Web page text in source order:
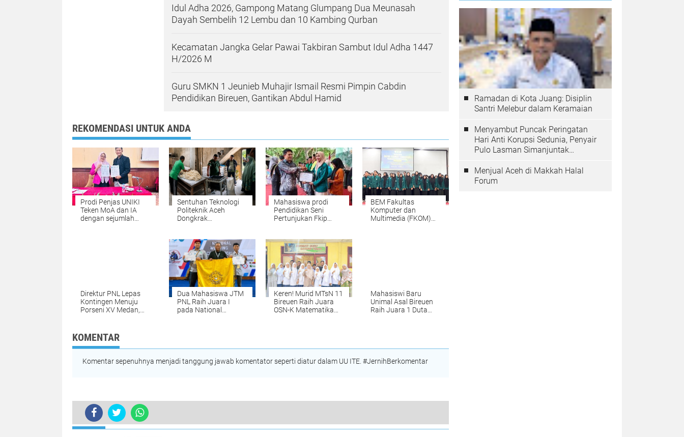
Idul Adha 2026, Gampong Matang Glumpang Dua Meunasah
Dayah Sembelih 12 Lembu dan 10 Kambing Qurban
Kecamatan Jangka Gelar Pawai Takbiran Sambut Idul Adha 1447
H/2026 M
Guru SMKN 1 Jeunieb Muhajir Ismail Resmi Pimpin Cabdin
Pendidikan Bireuen, Gantikan Abdul Hamid
REKOMENDASI UNTUK ANDA
Prodi Penjas UNIKI
Teken MoA dan IA
dengan sejumlah
Sentuhan Teknologi
Politeknik Aceh
Dongkrak
Mahasiswa prodi
Pendidikan Seni
Pertunjukan Fkip
BEM Fakultas
Komputer dan
Multimedia (FKOM)
Direktur PNL Lepas
Kontingen Menuju
Porseni XV Medan,
Sportivitas
Dua Mahasiswa JTM
PNL Raih Juara I
pada National
Keren! Murid MTsN 11
Bireuen Raih Juara
OSN-K Matematika
Mahasiswi Baru
Unimal Asal Bireuen
Raih Juara 1 Duta
KOMENTAR
Komentar sepenuhnya menjadi tanggung jawab komentator seperti diatur dalam UU ITE. #JernihBerkomentar
Camat Verifikasi Pembangunan Rumah Layak Huni untuk Warga Geulanggang Teungoh
TERKINI
Ramadan di Kota Juang: Disiplin
Santri Melebur dalam Keramaian
Menyambut Puncak Peringatan
Hari Anti Korupsi Sedunia, Penyair
Pulo Lasman Simanjuntak
Korupsi di Indonesia
Menjual Aceh di Makkah Halal
Forum